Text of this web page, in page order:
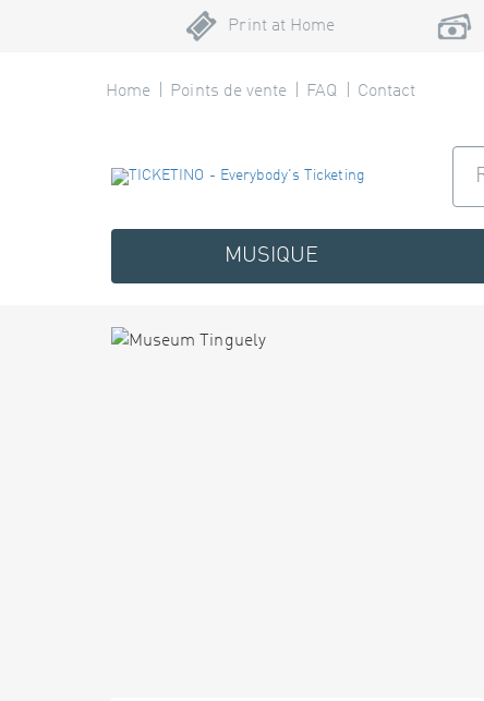
Print at Home
Home Points de vente FAQ Contact
MUSIQUE